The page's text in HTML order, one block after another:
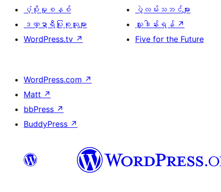
ပံ့ပိုးမှုစနစ်
ဒဏ္ဍာရီပြုစုသူများ
WordPress.tv ↗
ပွဲလမ်းသဘင်များ
လှူဒါန်းရန် ↗
Five for the Future
WordPress.com ↗
Matt ↗
bbPress ↗
BuddyPress ↗